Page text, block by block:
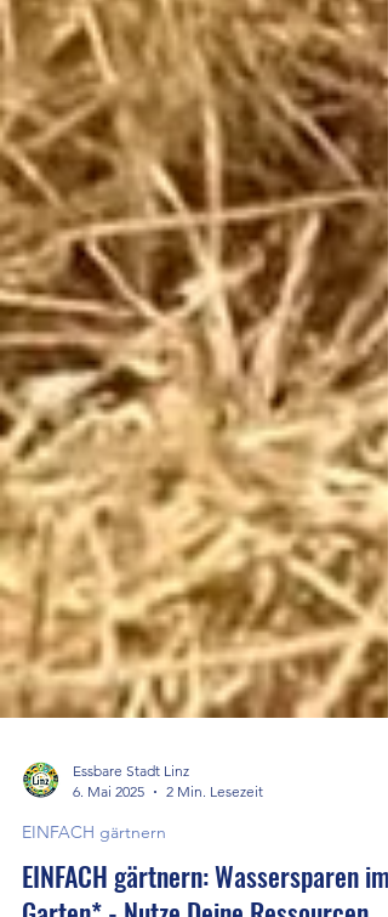
Essbare Stadt Linz
6. Mai 2025
2 Min. Lesezeit